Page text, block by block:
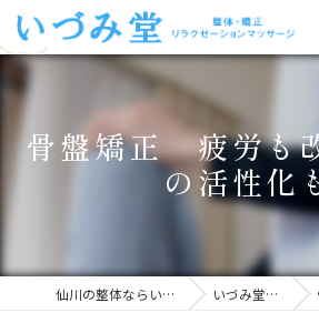
骨盤矯正 疲労
の活性化
仙川の整体ならいづみ堂整体院 いづみ堂のブログ